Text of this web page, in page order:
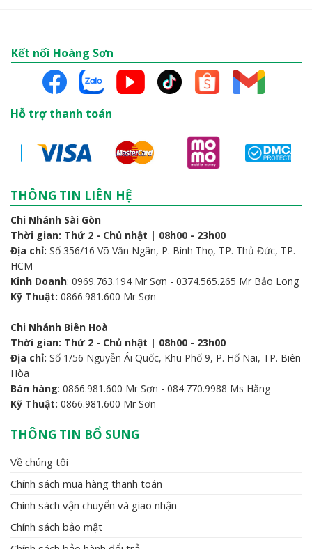
Kết nối Hoàng Sơn
Hỗ trợ thanh toán
THÔNG TIN LIÊN HỆ
Chi Nhánh Sài Gòn
Thời gian: Thứ 2 - Chủ nhật | 08h00 - 23h00
Địa chỉ: Số 356/16 Võ Văn Ngân, P. Bình Thọ, TP. Thủ Đức, TP.
HCM
Kinh Doanh: 0969.763.194 Mr Sơn - 0374.565.265 Mr Bảo Long
Kỹ Thuật: 0866.981.600 Mr Sơn
Chi Nhánh Biên Hoà
Thời gian: Thứ 2 - Chủ nhật | 08h00 - 23h00
Địa chỉ: Số 1/56 Nguyễn Ái Quốc, Khu Phố 9, P. Hố Nai, TP. Biên
Hòa
Bán hàng: 0866.981.600 Mr Sơn - 084.770.9988 Ms Hằng
Kỹ Thuật: 0866.981.600 Mr Sơn
THÔNG TIN BỔ SUNG
Về chúng tôi
Chính sách mua hàng thanh toán
Chính sách vận chuyển và giao nhận
Chính sách bảo mật